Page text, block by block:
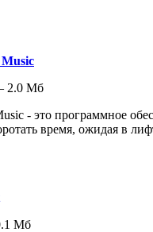
2.0 Мб
- это программное
время, ожидая в
Мб